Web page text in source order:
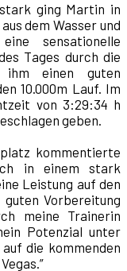
ging Martin in
dem Wasser und
sensationelle
Tages durch die
einen guten
10.000m Lauf. Im
von 3:29:34 h
geben.
kommentierte
in einem stark
Leistung auf den
Vorbereitung
meine Trainerin
Potenzial unter
die kommenden